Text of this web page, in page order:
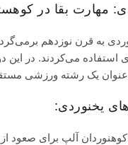
مهارت بقا در
به قرن نوزدهم
استفاده می‌کردند. در این
یک رشته ورزشی
یخنوردی: